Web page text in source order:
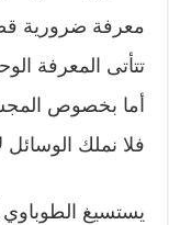
معرفة ضرورية
تتأتى المعرفة
أما بخصوص
فلا نملك الوسائل
يستسيغ